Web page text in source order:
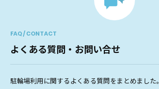
FAQ / CONTACT
よくある質問・お問い合せ
駐輪場利用に関するよくある質問をまとめました。